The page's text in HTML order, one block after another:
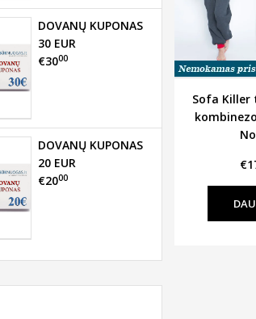
Sofa Killer
DOVANŲ KUPONAS
30 EUR
€3000
DOVANŲ KUPONAS
20 EUR
€2000